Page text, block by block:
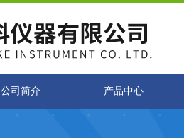
公司简介 产品中心